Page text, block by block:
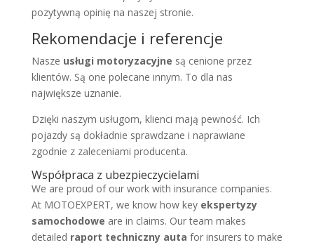
pozytywną opinię na naszej stronie.
Rekomendacje i referencje
Nasze usługi motoryzacyjne są cenione przez
klientów. Są one polecane innym. To dla nas
największe uznanie.
Dzięki naszym usługom, klienci mają pewność. Ich
pojazdy są dokładnie sprawdzane i naprawiane
zgodnie z zaleceniami producenta.
Współpraca z ubezpieczycielami
We are proud of our work with insurance companies.
At MOTOEXPERT, we know how key ekspertyzy
samochodowe are in claims. Our team makes
detailed raport techniczny auta for insurers to make